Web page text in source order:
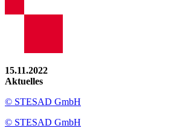
15.11.2022
Aktuelles
© STESAD GmbH
© STESAD GmbH